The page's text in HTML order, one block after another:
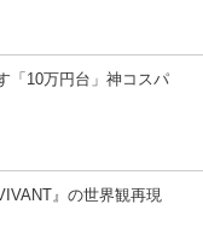
「10万円台」神コスパ
』の世界観再現